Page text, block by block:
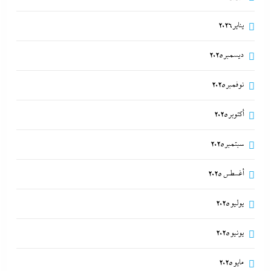
كيف فجر خروج سفينة التغييز المحترقة في دمياط أزمة
يناير 2026
ديسمبر 2025
نوفمبر 2025
أكتوبر 2025
سبتمبر 2025
أغسطس 2025
يوليو 2025
يونيو 2025
مايو 2025